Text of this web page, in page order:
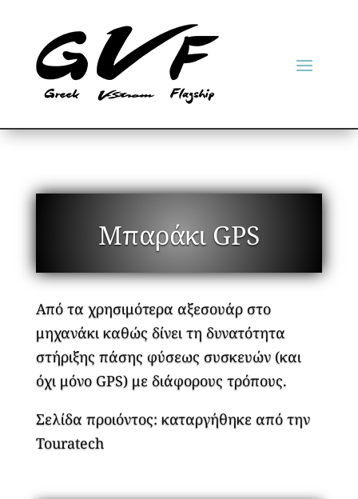
Μπαράκι GPS
Από τα χρησιμότερα αξεσουάρ στο
μηχανάκι καθώς δίνει τη δυνατότητα
στήριξης πάσης φύσεως συσκευών (και
όχι μόνο GPS) με διάφορους τρόπους.
Σελίδα προιόντος: καταργήθηκε από την
Touratech